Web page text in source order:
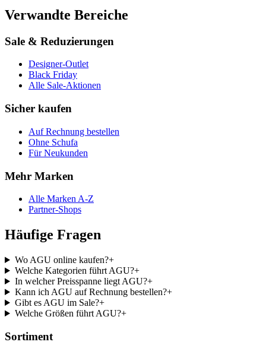
Verwandte Bereiche
Sale & Reduzierungen
Designer-Outlet
Black Friday
Alle Sale-Aktionen
Sicher kaufen
Auf Rechnung bestellen
Ohne Schufa
Für Neukunden
Mehr Marken
Alle Marken A-Z
Partner-Shops
Häufige Fragen
Wo AGU online kaufen?+
Welche Kategorien führt AGU?+
In welcher Preisspanne liegt AGU?+
Kann ich AGU auf Rechnung bestellen?+
Gibt es AGU im Sale?+
Welche Größen führt AGU?+
Sortiment